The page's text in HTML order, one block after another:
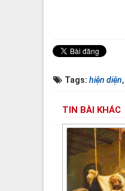
Tags: hiện diện,
TIN BÀI KHÁC